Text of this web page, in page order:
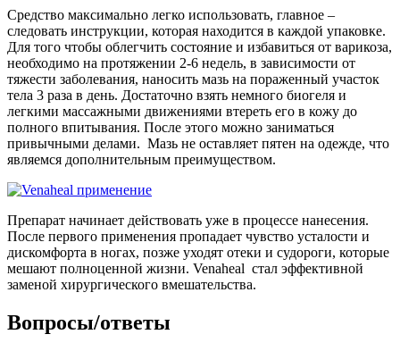
Средство максимально легко использовать, главное –
следовать инструкции, которая находится в каждой упаковке.
Для того чтобы облегчить состояние и избавиться от варикоза,
необходимо на протяжении 2-6 недель, в зависимости от
тяжести заболевания, наносить мазь на пораженный участок
тела 3 раза в день. Достаточно взять немного биогеля и
легкими массажными движениями втереть его в кожу до
полного впитывания. После этого можно заниматься
привычными делами. Мазь не оставляет пятен на одежде, что
являемся дополнительным преимуществом.
Препарат начинает действовать уже в процессе нанесения.
После первого применения пропадает чувство усталости и
дискомфорта в ногах, позже уходят отеки и судороги, которые
мешают полноценной жизни. Venaheal стал эффективной
заменой хирургического вмешательства.
Вопросы/ответы